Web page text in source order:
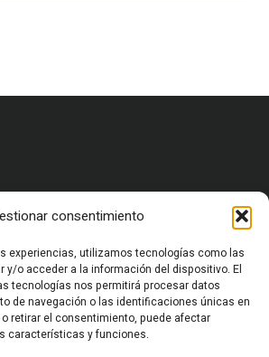
consentimiento
experiencias, utilizamos tecnologías como las
y/o acceder a la información del dispositivo. El
tecnologías nos permitirá procesar datos
de navegación o las identificaciones únicas en
retirar el consentimiento, puede afectar
características y funciones.
MILITAR Y FORMACIÓN
MILITAR EN ESPAÑA
Y SUPERVIVENCIA
Y CULTURA MILITAR
HISTORIA MILITAR
Y ANÉCDOTAS MILITARES